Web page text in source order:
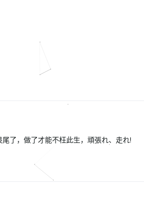
了，做了才能不枉此生，頑張れ、走れ!